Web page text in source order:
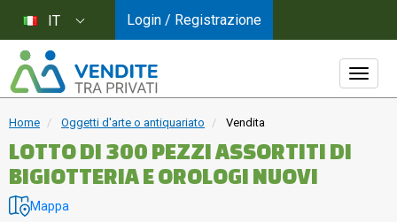
Home Oggetti d'arte o antiquariato Vendita
LOTTO DI 300 PEZZI ASSORTITI DI
BIGIOTTERIA E OROLOGI NUOVI
Mappa
IT Login / Registrazione